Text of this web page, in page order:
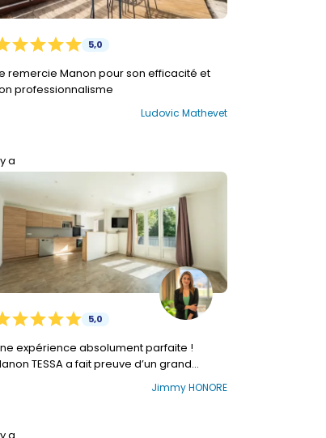
starstarstarstar 5,0
remercie Manon pour son efficacité et
professionnalisme
Ludovic Mathevet
a
starstarstarstar 5,0
expérience absolument parfaite !
TESSA a fait preuve d’un grand
professionnalisme, d’une disponibilité
remarquable et d’une efficacité redoutable.
et dans les meilleures
Jimmy HONORE